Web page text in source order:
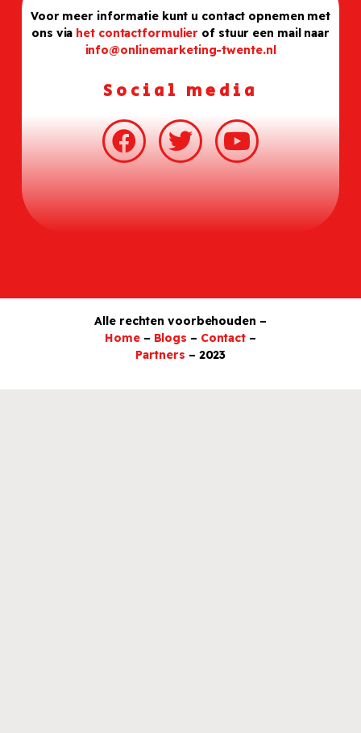
Voor meer informatie kunt u contact opnemen met
ons via het contactformulier of stuur een mail naar
info@onlinemarketing-twente.nl
Social media
Alle rechten voorbehouden –
Home– Blogs – Contact –
Partners – 2023